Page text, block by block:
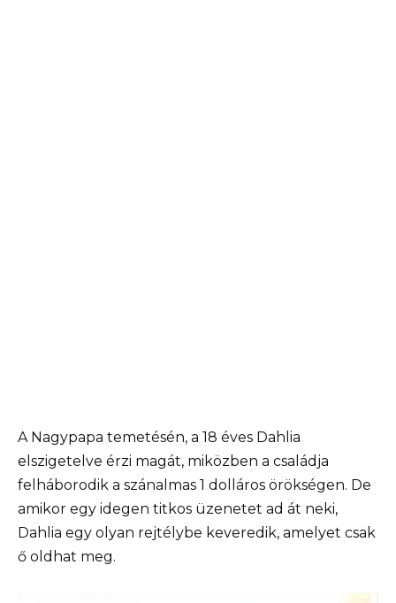
A Nagypapa temetésén, a 18 éves Dahlia
elszigetelve érzi magát, miközben a családja
felháborodik a szánalmas 1 dolláros örökségen. De
amikor egy idegen titkos üzenetet ad át neki,
Dahlia egy olyan rejtélybe keveredik, amelyet csak
ő oldhat meg.